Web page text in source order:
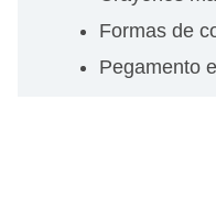
Formas de
Pegamento